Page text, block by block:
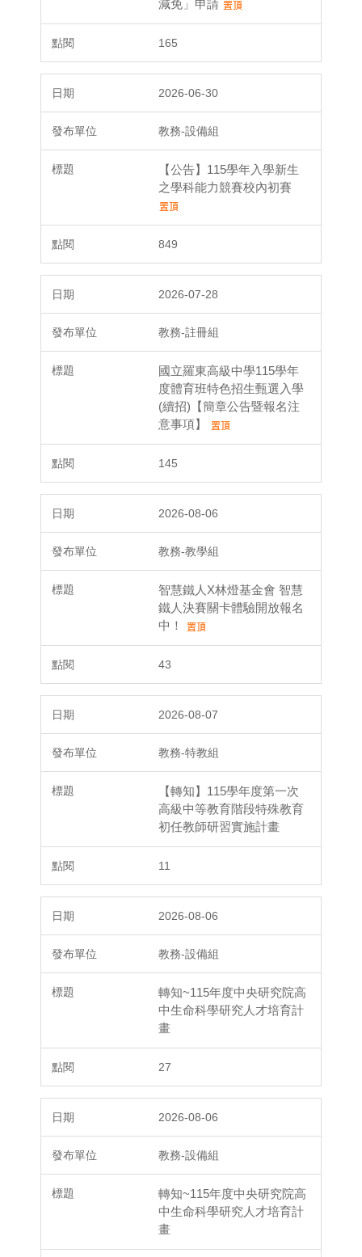
減免」申請
165
2026-06-30
教務-設備組
【公告】115學年入學新生
之學科能力競賽校內初賽
849
2026-07-28
教務-註冊組
國立羅東高級中學115學年
度體育班特色招生甄選入學
(續招)【簡章公告暨報名注
意事項】
145
2026-08-06
教務-教學組
智慧鐵人X林燈基金會 智慧
鐵人決賽關卡體驗開放報名
中！
43
2026-08-07
教務-特教組
【轉知】115學年度第一次
高級中等教育階段特殊教育
初任教師研習實施計畫
11
2026-08-06
教務-設備組
轉知~115年度中央研究院高
中生命科學研究人才培育計
畫
27
2026-08-06
教務-設備組
轉知~115年度中央研究院高
中生命科學研究人才培育計
畫